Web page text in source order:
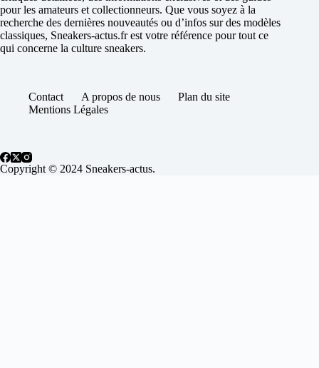
pour les amateurs et collectionneurs. Que vous soyez à la
recherche des dernières nouveautés ou d’infos sur des modèles
classiques, Sneakers-actus.fr est votre référence pour tout ce
qui concerne la culture sneakers.
Contact A propos de nous
Plan du site
Mentions Légales
Copyright © 2024 Sneakers-actus.